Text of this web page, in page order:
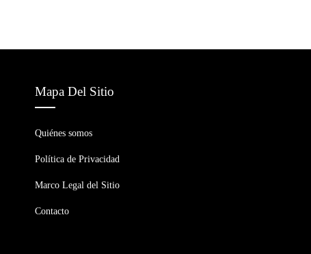
Mapa Del Sitio
Quiénes somos
Política de Privacidad
Marco Legal del Sitio
Contacto